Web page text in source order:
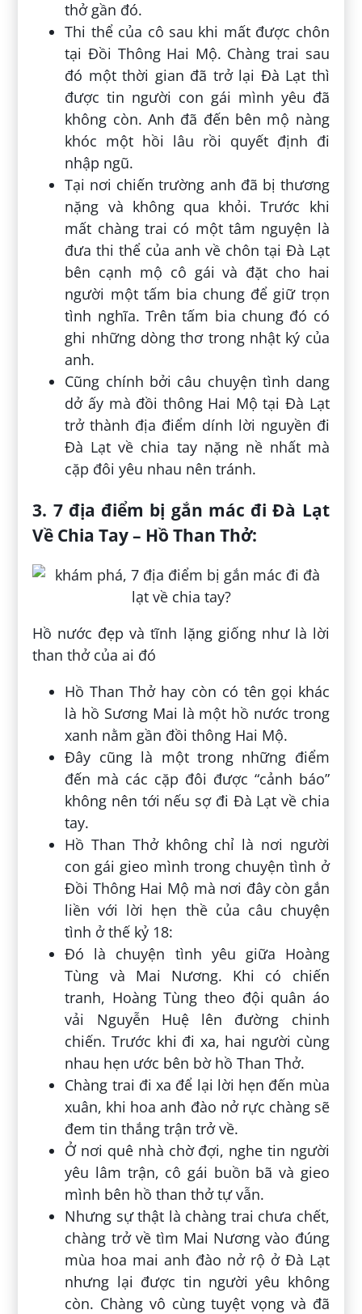
thở gần đó.
Thi thể của cô sau khi mất được chôn
tại Đồi Thông Hai Mộ. Chàng trai sau
đó một thời gian đã trở lại Đà Lạt thì
được tin người con gái mình yêu đã
không còn. Anh đã đến bên mộ nàng
khóc một hồi lâu rồi quyết định đi
nhập ngũ.
Tại nơi chiến trường anh đã bị thương
nặng và không qua khỏi. Trước khi
mất chàng trai có một tâm nguyện là
đưa thi thể của anh về chôn tại Đà Lạt
bên cạnh mộ cô gái và đặt cho hai
người một tấm bia chung để giữ trọn
tình nghĩa. Trên tấm bia chung đó có
ghi những dòng thơ trong nhật ký của
anh.
Cũng chính bởi câu chuyện tình dang
dở ấy mà đồi thông Hai Mộ tại Đà Lạt
trở thành địa điểm dính lời nguyền đi
Đà Lạt về chia tay nặng nề nhất mà
cặp đôi yêu nhau nên tránh.
3. 7 địa điểm bị gắn mác đi Đà Lạt
Về Chia Tay – Hồ Than Thở:
Hồ nước đẹp và tĩnh lặng giống như là lời
than thở của ai đó
Hồ Than Thở hay còn có tên gọi khác
là hồ Sương Mai là một hồ nước trong
xanh nằm gần đồi thông Hai Mộ.
Đây cũng là một trong những điểm
đến mà các cặp đôi được “cảnh báo”
không nên tới nếu sợ đi Đà Lạt về chia
tay.
Hồ Than Thở không chỉ là nơi người
con gái gieo mình trong chuyện tình ở
Đồi Thông Hai Mộ mà nơi đây còn gắn
liền với lời hẹn thề của câu chuyện
tình ở thế kỷ 18:
Đó là chuyện tình yêu giữa Hoàng
Tùng và Mai Nương. Khi có chiến
tranh, Hoàng Tùng theo đội quân áo
vải Nguyễn Huệ lên đường chinh
chiến. Trước khi đi xa, hai người cùng
nhau hẹn ước bên bờ hồ Than Thở.
Chàng trai đi xa để lại lời hẹn đến mùa
xuân, khi hoa anh đào nở rực chàng sẽ
đem tin thắng trận trở về.
Ở nơi quê nhà chờ đợi, nghe tin người
yêu lâm trận, cô gái buồn bã và gieo
mình bên hồ than thở tự vẫn.
Nhưng sự thật là chàng trai chưa chết,
chàng trở về tìm Mai Nương vào đúng
mùa hoa mai anh đào nở rộ ở Đà Lạt
nhưng lại được tin người yêu không
còn. Chàng vô cùng tuyệt vọng và đã